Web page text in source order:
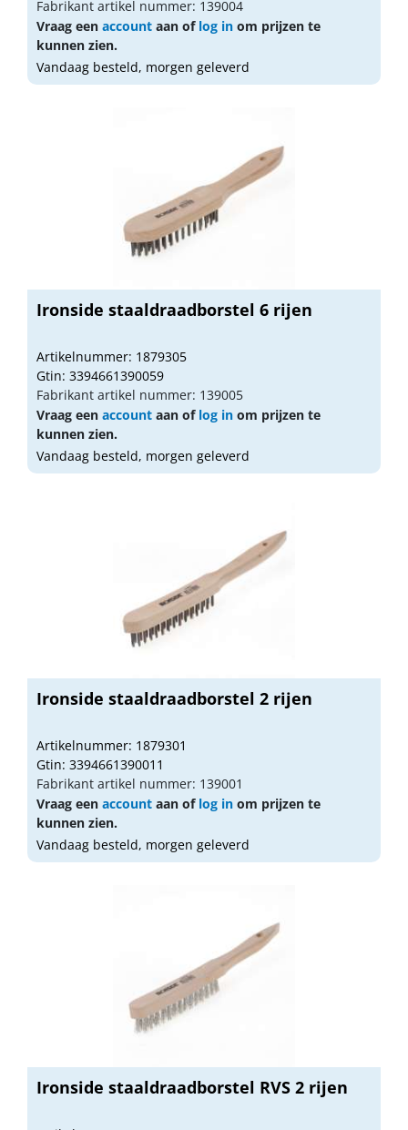
Fabrikant artikel nummer: 139004
Vraag een account aan of log in om prijzen te
kunnen zien.
Vandaag besteld, morgen geleverd
Ironside staaldraadborstel 6 rijen
Artikelnummer: 1879305
Gtin: 3394661390059
Fabrikant artikel nummer: 139005
Vraag een account aan of log in om prijzen te
kunnen zien.
Vandaag besteld, morgen geleverd
Ironside staaldraadborstel 2 rijen
Artikelnummer: 1879301
Gtin: 3394661390011
Fabrikant artikel nummer: 139001
Vraag een account aan of log in om prijzen te
kunnen zien.
Vandaag besteld, morgen geleverd
Ironside staaldraadborstel RVS 2 rijen